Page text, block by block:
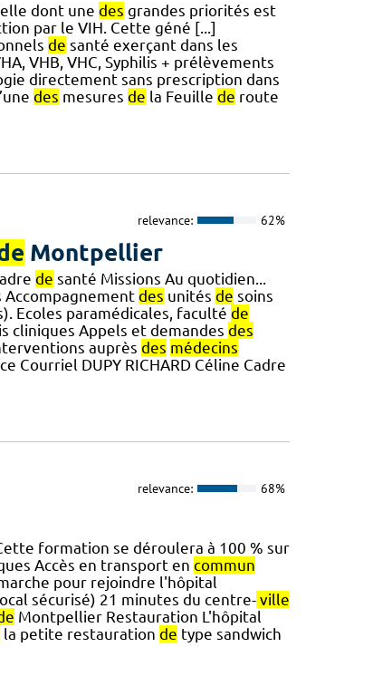
dont une des grandes priorités est
par le VIH. Cette géné [...]
de santé exerçant dans les
VHB, VHC, Syphilis + prélèvements
directement sans prescription dans
des mesures de la Feuille de route
relevance: 62%
Montpellier
de santé Missions Au quotidien...
Accompagnement des unités de soins
Ecoles paramédicales, faculté de
cliniques Appels et demandes des
auprès des médecins
Courriel DUPY RICHARD Céline Cadre
relevance: 68%
formation se déroulera à 100 % sur
Accès en transport en commun
pour rejoindre l'hôpital
sécurisé) 21 minutes du centre- ville
Montpellier Restauration L'hôpital
la petite restauration de type sandwich